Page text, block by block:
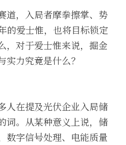
道，入局者摩拳擦掌、势
的爱士惟，也将目标锁定
，对于爱士惟来说，掘金
实力究竟是什么？
人在提及光伏企业入局储
词。从某种意义上说，储
数字信号处理、电能质量